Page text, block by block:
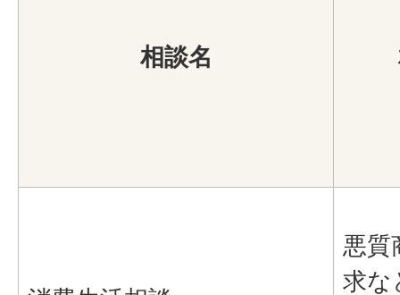
相談名
悪質
求な